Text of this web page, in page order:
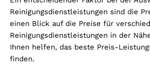
Reinigungsdienstleistungen sind die
einen Blick auf die Preise für
Reinigungsdienstleistungen in der
Ihnen helfen, das beste Preis-
finden.